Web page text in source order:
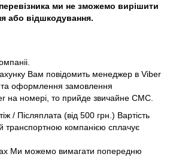
ми не зможемо вирішити
або відшкодування.
Вам повідомить менеджер в Viber
та оформлення замовлення
на номері, то прийде звичайне СМС.
/ Післяплата (від 500 грн.) Вартість
транспортною компанією сплачує
Ми можемо вимагати попередню